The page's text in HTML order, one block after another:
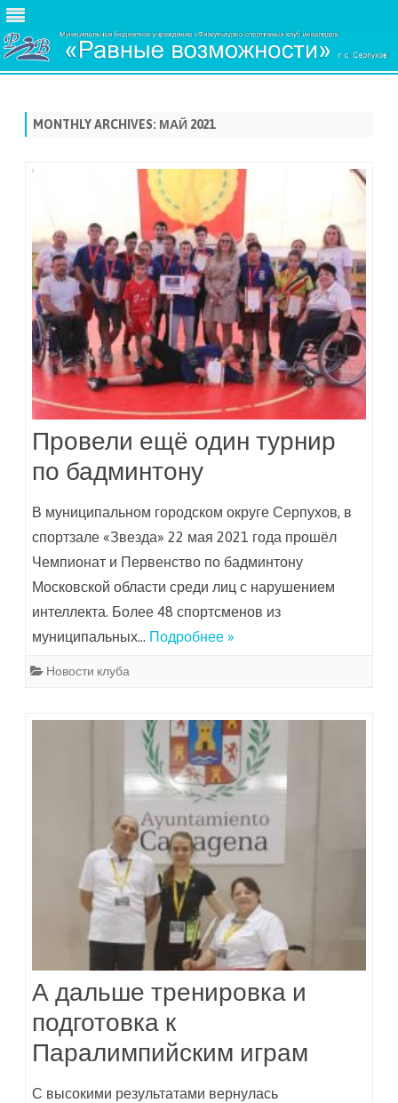
MONTHLY ARCHIVES: МАЙ 2021
Провели ещё один турнир
по бадминтону
В муниципальном городском округе Серпухов, в
спортзале «Звезда» 22 мая 2021 года прошёл
Чемпионат и Первенство по бадминтону
Московской области среди лиц с нарушением
интеллекта. Более 48 спортсменов из
муниципальных… Подробнее »
Новости клуба
А дальше тренировка и
подготовка к
Паралимпийским играм
С высокими результатами вернулась